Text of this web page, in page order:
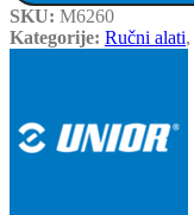
SKU: M6260
Kategorije: Ručni alati,